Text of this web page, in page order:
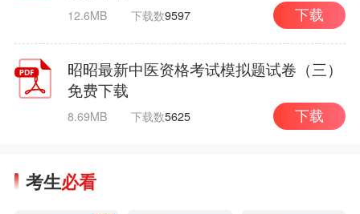
12.6MB 下载数9597 下载
昭昭最新中医资格考试模拟题试卷（三）
免费下载
8.69MB 下载数5625 下载
考生必看